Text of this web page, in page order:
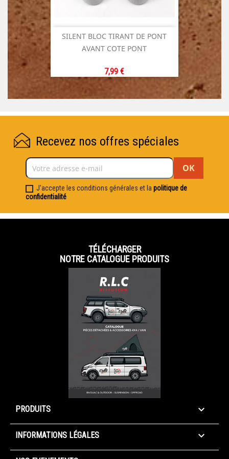
SILENT BLOC TIRANT DE PONT
AVANT COTE PONT
Prix
7,99 €
Recevez nos offres spéciales
J'accepte les conditions générales et la politique de
confidentialité
TÉLÉCHARGER
NOTRE CATALOGUE PRODUITS
PRODUITS 
INFORMATIONS LÉGALES 